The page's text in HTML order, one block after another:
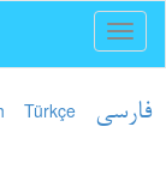
Türkçe فارسی